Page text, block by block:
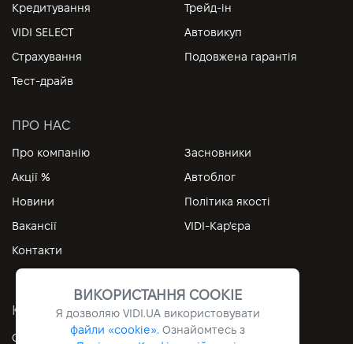
Кредитування
Трейд-ін
VIDI SELECT
Автовикуп
Страхування
Подовжена гарантія
Тест-драйв
ПРО НАС
Про компанію
Засновники
Акції %
Автоблог
Новини
Політика якості
Вакансії
VIDI-Кар'єра
Контакти
КОРИСНІ ПОСИЛАННЯ
Особистий кабінет Контакти
ВИКОРИСТАННЯ COOKIE
Я дозволяю VIDI.UAвикористовувати
файли «cookie». Ознайомтесь з